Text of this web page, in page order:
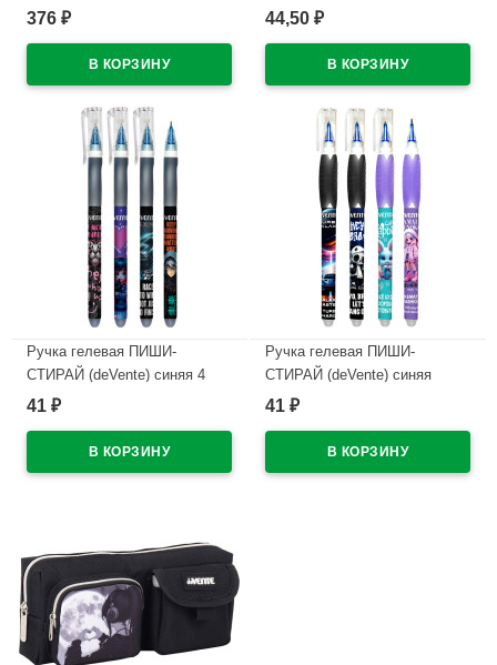
Эстетик (Esthetics) бургунди с
376 ₽
дизайна корпуса ассорти
44,50 ₽
Ручка гелевая ПИШИ-
СТИРАЙ (deVente) синяя 4
дизайна корпуса ассорти
41 ₽
Ручка гелевая ПИШИ-
СТИРАЙ (deVente) синяя
ассорти 0,5мм арт.5051626
41 ₽